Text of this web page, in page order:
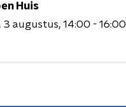
Huis
3 augustus 14:00 - 16:00